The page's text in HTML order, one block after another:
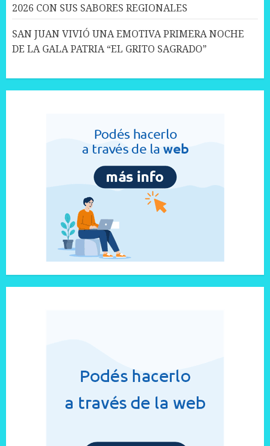
2026 CON SUS SABORES REGIONALES
SAN JUAN VIVIÓ UNA EMOTIVA PRIMERA NOCHE
DE LA GALA PATRIA “EL GRITO SAGRADO”